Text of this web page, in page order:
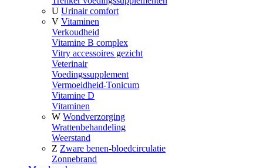
U Urinair comfort
V Vitaminen
Verkoudheid
Vitamine B complex
Vitry accessoires gezicht
Veterinair
Voedingssupplement
Vermoeidheid-Tonicum
Vitamine D
Vitaminen
W Wondverzorging
Wrattenbehandeling
Weerstand
Z Zware benen-bloedcirculatie
Zonnebrand